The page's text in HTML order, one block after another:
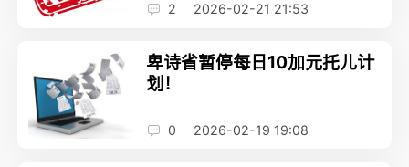
2 2026-02-21 21:53
卑诗省暂停每日10加元托儿计
划！
0 2026-02-19 19:08